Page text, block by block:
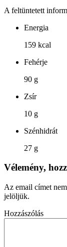
A feltüntetett
Energia
159 kcal
Fehérje
90 g
Zsír
10 g
Szénhidrát
27 g
Vélemény,
Az email címet
jelöljük.
Hozzászólás